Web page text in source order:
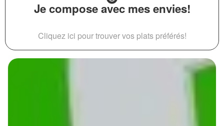
Je compose avec mes envies!
Cliquez ici pour trouver vos plats préférés!